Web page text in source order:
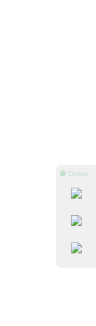
⚫ Online